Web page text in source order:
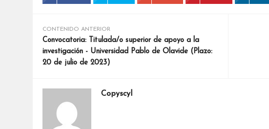
CONTENIDO ANTERIOR
Convocatoria: Titulada/o superior de apoyo a la
investigación - Universidad Pablo de Olavide (Plazo:
20 de julio de 2023)
Copyscyl